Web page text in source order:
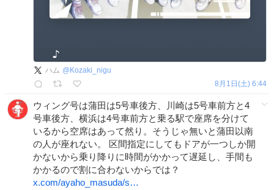
ハム @ Kozaki_nigu
8月1日(土) 6:44
ウィング号は蒲田は5号車後方、川崎は5号車前方と4
号車後方、横浜は4号車前方と乗る駅で座席を分けて
いるから空席はあって然り。そうじゃ無いと蒲田以南
の人が座れない。 区間指定にしてもドアが一つしか開
かないから乗り降りに時間がかかって遅延し、手間も
かかるので割に合わないからでは？
x.com/ayaho_masuda/s…